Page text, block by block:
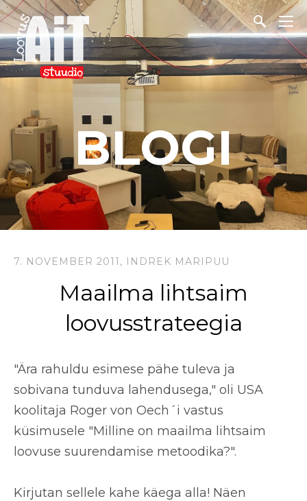
BLOGI
7. NOVEMBER 2011, INDREK MARIPUU
Maailma lihtsaim
loovusstrateegia
"Ära rahuldu esimese pähe tuleva ja
sobivana tunduva lahendusega," oli USA
koolitaja Roger von Oech´i vastus
küsimusele "Milline on maailma lihtsaim
loovuse suurendamise metoodika?".
Kirjutan sellele kahe käega alla! Näen